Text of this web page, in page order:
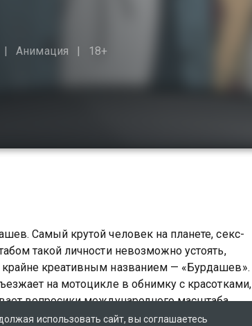
Анимация 18+
Самый крутой человек на планете, секс-
такой личности невозможно устоять,
креативным названием — «Бурдашев».
на мотоцикле в обнимку с красотками,
вопросики международного масштаба.
использовать сайт, вы соглашаетесь